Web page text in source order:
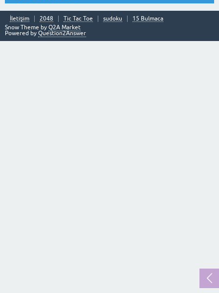
İletişim 2048 Tic Tac Toe sudoku
15 Bulmaca
Snow Theme by Q2A Market
Powered by Question2Answer